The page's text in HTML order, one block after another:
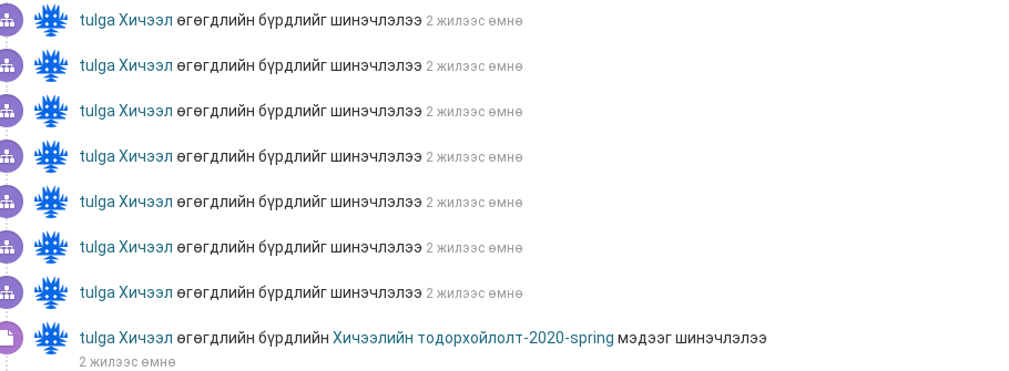
tulga Хичээл өгөгдлийн бүрдлийг шинэчлэлээ 2 жилээс өмнө
tulga Хичээл өгөгдлийн бүрдлийг шинэчлэлээ 2 жилээс өмнө
tulga Хичээл өгөгдлийн бүрдлийг шинэчлэлээ 2 жилээс өмнө
tulga Хичээл өгөгдлийн бүрдлийг шинэчлэлээ 2 жилээс өмнө
tulga Хичээл өгөгдлийн бүрдлийг шинэчлэлээ 2 жилээс өмнө
tulga Хичээл өгөгдлийн бүрдлийг шинэчлэлээ 2 жилээс өмнө
tulga Хичээл өгөгдлийн бүрдлийг шинэчлэлээ 2 жилээс өмнө
tulga Хичээл өгөгдлийн бүрдлийн Хичээлийн тодорхойлолт-2020-spring мэдээг шинэчлэлээ
2 жилээс өмнө